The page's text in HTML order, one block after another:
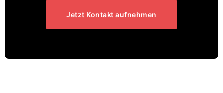
Jetzt Kontakt aufnehmen